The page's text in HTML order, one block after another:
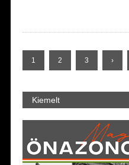
1 2 3 ›
Kiemelt